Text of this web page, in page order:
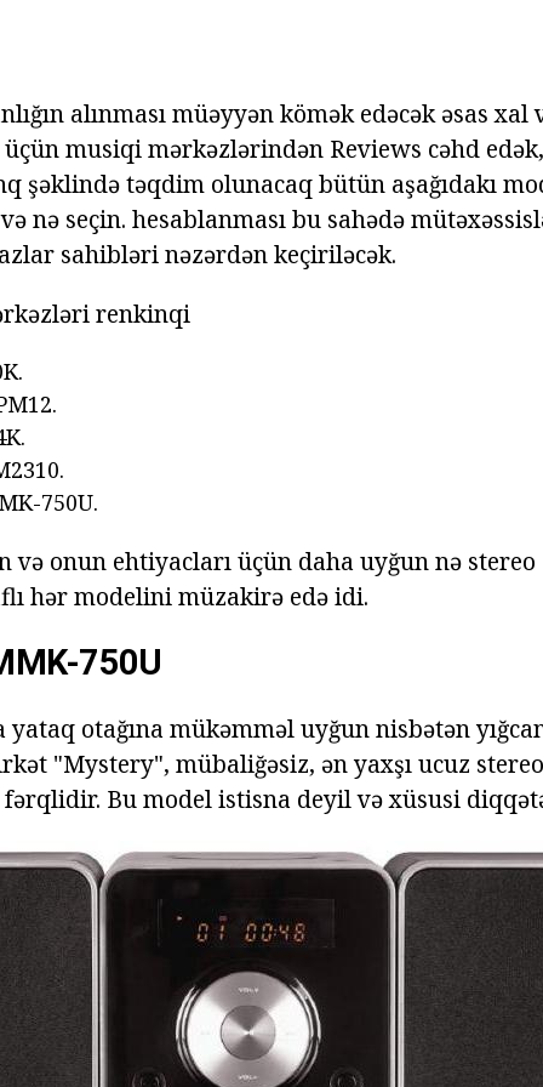
alınması müəyyən kömək edəcək əsas xal
musiqi mərkəzlərindən Reviews cəhd
şəklində təqdim olunacaq bütün aşağıdakı
nə seçin. hesablanması bu sahədə
sahibləri nəzərdən keçiriləcək.
renkinqi
750U.
və onun ehtiyacları üçün daha uyğun nə
hər modelini müzakirə edə idi.
750U
yataq otağına mükəmməl uyğun nisbətən
"Mystery", mübaliğəsiz, ən yaxşı ucuz
Bu model istisna deyil və xüsusi